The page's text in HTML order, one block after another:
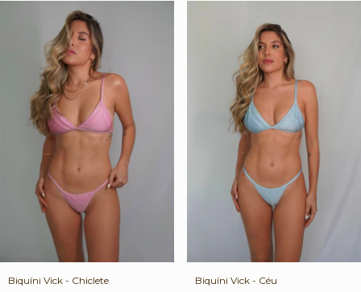
Biquíni Vick - Chiclete Biquíni Vick - Céu